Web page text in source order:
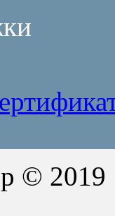
© 2019